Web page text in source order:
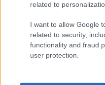
related to
I want to allow Google
related to security,
functionality and fraud
user protection.